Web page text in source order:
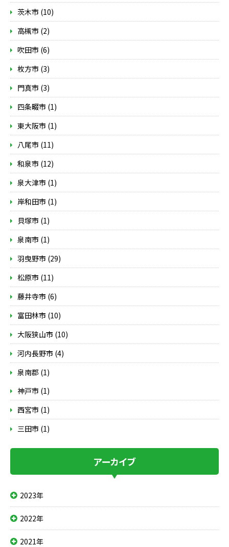
茨木市 (10)
高槻市 (2)
吹田市 (6)
枚方市 (3)
門真市 (3)
四条畷市 (1)
東大阪市 (1)
八尾市 (11)
和泉市 (12)
泉大津市 (1)
岸和田市 (1)
貝塚市 (1)
泉南市 (1)
羽曳野市 (29)
松原市 (11)
藤井寺市 (6)
富田林市 (10)
大阪狭山市 (10)
河内長野市 (4)
泉南郡 (1)
神戸市 (1)
西宮市 (1)
三田市 (1)
アーカイブ
2023年
2022年
2021年